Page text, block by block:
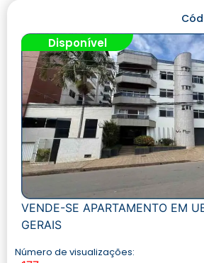
Disponível
VENDE-SE APARTAMENTO EM
GERAIS
Número de visualizações: